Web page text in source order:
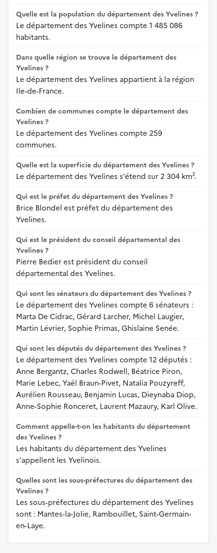
Quelle est la population du département des Yvelines ?
Le département des Yvelines compte 1 485 086
habitants.
Dans quelle région se trouve le département des
Yvelines ?
Le département des Yvelines appartient à la région
Ile-de-France.
Combien de communes compte le département des
Yvelines ?
Le département des Yvelines compte 259
communes.
Quelle est la superficie du département des Yvelines ?
Le département des Yvelines s'étend sur 2 304 km².
Qui est le préfet du département des Yvelines ?
Brice Blondel est préfet du département des
Yvelines.
Qui est le président du conseil départemental des
Yvelines ?
Pierre Bedier est président du conseil
départemental des Yvelines.
Qui sont les sénateurs du département des Yvelines ?
Le département des Yvelines compte 6 sénateurs :
Marta De Cidrac, Gérard Larcher, Michel Laugier,
Martin Lévrier, Sophie Primas, Ghislaine Senée.
Qui sont les députés du département des Yvelines ?
Le département des Yvelines compte 12 députés :
Anne Bergantz, Charles Rodwell, Béatrice Piron,
Marie Lebec, Yaël Braun-Pivet, Natalia Pouzyreff,
Aurélien Rousseau, Benjamin Lucas, Dieynaba Diop,
Anne-Sophie Ronceret, Laurent Mazaury, Karl Olive.
Comment appelle-t-on les habitants du département
des Yvelines ?
Les habitants du département des Yvelines
s'appellent les Yvelinois.
Quelles sont les sous-préfectures du département des
Yvelines ?
Les sous-préfectures du département des Yvelines
sont : Mantes-la-Jolie, Rambouillet, Saint-Germain-
en-Laye.